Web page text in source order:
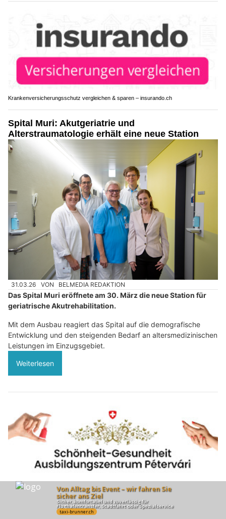
Krankenversicherungsschutz vergleichen & sparen – insurando.ch
Spital Muri: Akutgeriatrie und
Alterstraumatologie erhält eine neue Station
31.03.26 VON BELMEDIA REDAKTION
Das Spital Muri eröffnete am 30. März die neue Station für
geriatrische Akutrehabilitation.
Mit dem Ausbau reagiert das Spital auf die demografische
Entwicklung und den steigenden Bedarf an altersmedizinischen
Leistungen im Einzugsgebiet.
Weiterlesen
Ausbildung in Schönheit & Gesundheit bei Petervari – jetzt starten